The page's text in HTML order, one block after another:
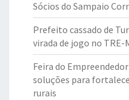
Sócios do Sampaio
Prefeito cassado de
virada de jogo no TRE-
Feira do
soluções para
rurais